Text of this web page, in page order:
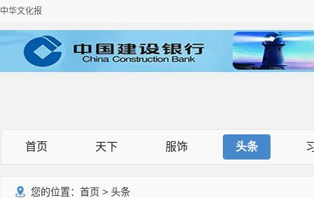
中华文化报
首页 天下 服饰 头条
您的位置： 首页 > 头条